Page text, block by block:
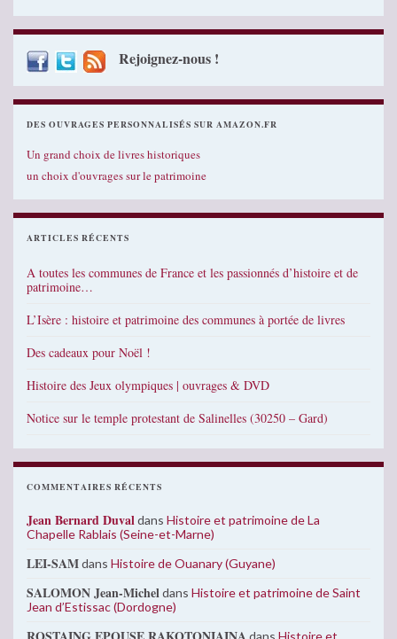
Rejoignez-nous !
DES OUVRAGES PERSONNALISÉS SUR AMAZON.FR
Un grand choix de livres historiques
un choix d'ouvrages sur le patrimoine
ARTICLES RÉCENTS
A toutes les communes de France et les passionnés d’histoire et de
patrimoine…
L’Isère : histoire et patrimoine des communes à portée de livres
Des cadeaux pour Noël !
Histoire des Jeux olympiques | ouvrages & DVD
Notice sur le temple protestant de Salinelles (30250 – Gard)
COMMENTAIRES RÉCENTS
Jean Bernard Duvaldans Histoire et patrimoine de La
Chapelle Rablais (Seine-et-Marne)
LEI-SAMdans Histoire de Ouanary (Guyane)
SALOMON Jean-Micheldans Histoire et patrimoine de Saint
Jean d’Estissac (Dordogne)
dans Histoire et